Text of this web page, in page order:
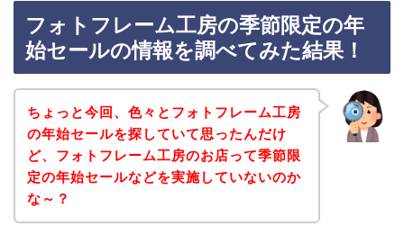
フォトフレーム工房の季節限定の年
始セールの情報を調べてみた結果！
ちょっと今回、色々とフォトフレーム工房
の年始セールを探していて思ったんだけ
ど、フォトフレーム工房のお店って季節限
定の年始セールなどを実施していないのか
な～？